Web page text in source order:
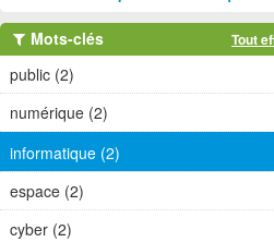
Mots-clés Tout
public (2)
numérique (2)
informatique (2)
espace (2)
cyber (2)